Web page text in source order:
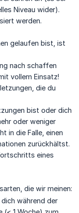
Niveau wider).
werden.
gelaufen bist, ist
nach schaffen
vollem Einsatz!
die du
bist oder dich
oder weniger
in die Falle, einen
zurückhältst.
eines
die wir meinen:
während der